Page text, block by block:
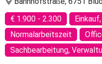
€ 1.900 - 2.300
Normalarbeitszeit
Sachbearbeitung,